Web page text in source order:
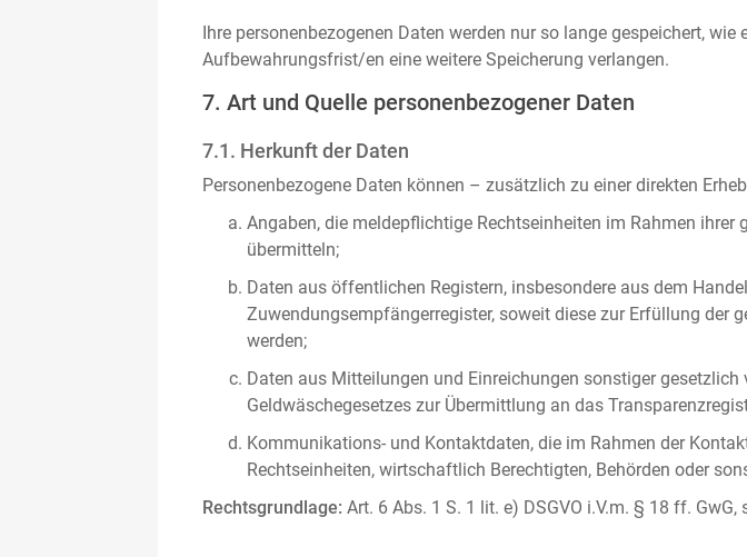
Ihre personenbezogenen Daten werden nur so lange gespeichert,
Aufbewahrungsfrist/en eine weitere Speicherung verlangen.
7. Art und Quelle personenbezogener Daten
7.1. Herkunft der Daten
Personenbezogene Daten können – zusätzlich zu einer direkten
Angaben, die meldepflichtige Rechtseinheiten im Rahmen
übermitteln;
Daten aus öffentlichen Registern, insbesondere aus dem
Zuwendungsempfängerregister, soweit diese zur Erfüllung der
werden;
Daten aus Mitteilungen und Einreichungen sonstiger
Geldwäschegesetzes zur Übermittlung an das
Kommunikations- und Kontaktdaten, die im Rahmen der
Rechtseinheiten, wirtschaftlich Berechtigten, Behörden oder
Rechtsgrundlage: Art. 6 Abs. 1 S. 1 lit. e) DSGVO i.V.m. § 18 ff. GwG,